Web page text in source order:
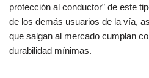
protección al conductor” de este
de los demás usuarios de la vía,
que salgan al mercado cumplan
durabilidad mínimas.